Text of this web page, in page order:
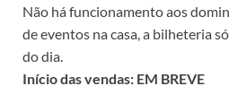
Não há funcionamento aos
de eventos na casa, a bilheteria
do dia.
Início das vendas: EM BREVE